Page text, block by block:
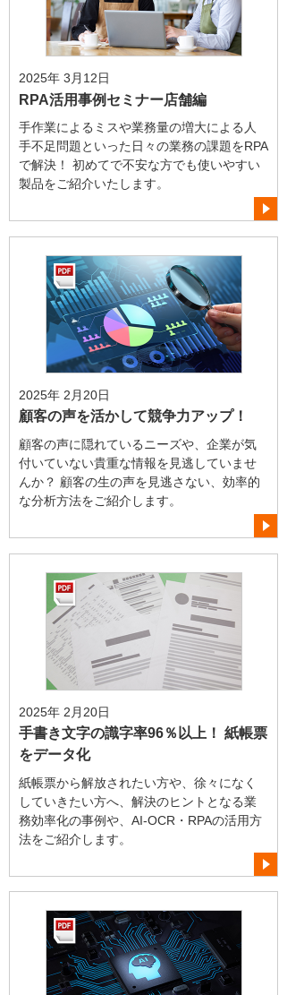
2025年 3月12日
RPA活用事例セミナー店舗編
手作業によるミスや業務量の増大による人
手不足問題といった日々の業務の課題をRPA
で解決！ 初めてで不安な方でも使いやすい
製品をご紹介いたします。
2025年 2月20日
顧客の声を活かして競争力アップ！
顧客の声に隠れているニーズや、企業が気
付いていない貴重な情報を見逃していませ
んか？ 顧客の生の声を見逃さない、効率的
な分析方法をご紹介します。
2025年 2月20日
手書き文字の識字率96％以上！ 紙帳票
をデータ化
紙帳票から解放されたい方や、徐々になく
していきたい方へ、解決のヒントとなる業
務効率化の事例や、AI-OCR・RPAの活用方
法をご紹介します。